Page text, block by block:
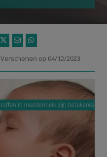
Verschenen op 04/12/2023